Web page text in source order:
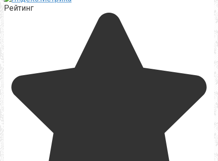
Рейтинг